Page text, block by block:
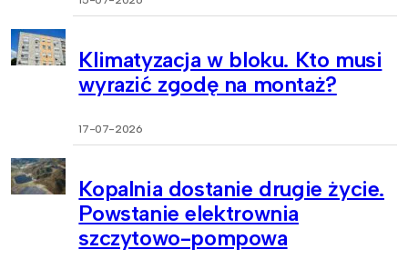
Klimatyzacja w bloku. Kto musi
wyrazić zgodę na montaż?
17-07-2026
Kopalnia dostanie drugie życie.
Powstanie elektrownia
szczytowo-pompowa